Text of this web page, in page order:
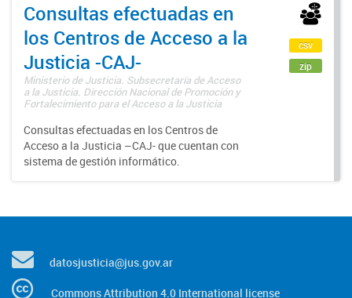
Consultas efectuadas en
los Centros de Acceso a la
Justicia -CAJ-
Ministerio de Justicia. Subsecretaría de Acceso
a la Justicia. Dirección Nacional de Promoción y
Fortalecimiento para el Acceso a la Justicia
Consultas efectuadas en los Centros de
Acceso a la Justicia –CAJ- que cuentan con
sistema de gestión informático.
csv
zip
datosjusticia@jus.gov.ar
Commons Attribution 4.0 International license